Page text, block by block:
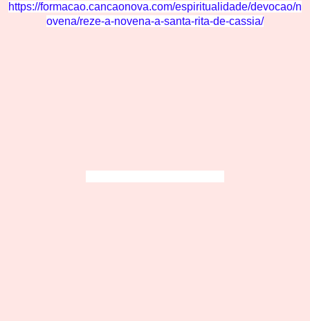
https://formacao.cancaonova.com/espiritualidade/devocao/n
ovena/reze-a-novena-a-santa-rita-de-cassia/